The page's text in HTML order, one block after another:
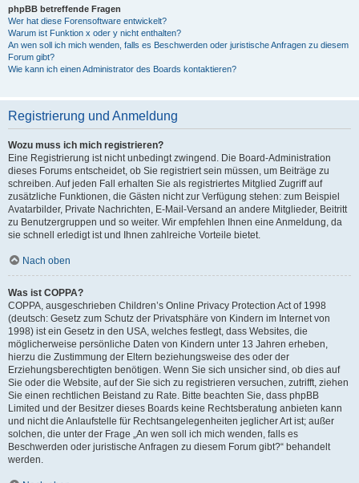
phpBB betreffende Fragen
Wer hat diese Forensoftware entwickelt?
Warum ist Funktion x oder y nicht enthalten?
An wen soll ich mich wenden, falls es Beschwerden oder juristische Anfragen zu diesem
Forum gibt?
Wie kann ich einen Administrator des Boards kontaktieren?
Registrierung und Anmeldung
Wozu muss ich mich registrieren?
Eine Registrierung ist nicht unbedingt zwingend. Die Board-Administration
dieses Forums entscheidet, ob Sie registriert sein müssen, um Beiträge zu
schreiben. Auf jeden Fall erhalten Sie als registriertes Mitglied Zugriff auf
zusätzliche Funktionen, die Gästen nicht zur Verfügung stehen: zum Beispiel
Avatarbilder, Private Nachrichten, E-Mail-Versand an andere Mitglieder, Beitritt
zu Benutzergruppen und so weiter. Wir empfehlen Ihnen eine Anmeldung, da
sie schnell erledigt ist und Ihnen zahlreiche Vorteile bietet.
Nach oben
Was ist COPPA?
COPPA, ausgeschrieben Children’s Online Privacy Protection Act of 1998
(deutsch: Gesetz zum Schutz der Privatsphäre von Kindern im Internet von
1998) ist ein Gesetz in den USA, welches festlegt, dass Websites, die
möglicherweise persönliche Daten von Kindern unter 13 Jahren erheben,
hierzu die Zustimmung der Eltern beziehungsweise des oder der
Erziehungsberechtigten benötigen. Wenn Sie sich unsicher sind, ob dies auf
Sie oder die Website, auf der Sie sich zu registrieren versuchen, zutrifft, ziehen
Sie einen rechtlichen Beistand zu Rate. Bitte beachten Sie, dass phpBB
Limited und der Besitzer dieses Boards keine Rechtsberatung anbieten kann
und nicht die Anlaufstelle für Rechtsangelegenheiten jeglicher Art ist; außer
solchen, die unter der Frage „An wen soll ich mich wenden, falls es
Beschwerden oder juristische Anfragen zu diesem Forum gibt?“ behandelt
werden.